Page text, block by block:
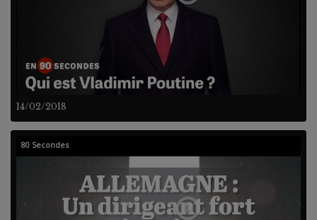
14/02/2018
80 Secondes